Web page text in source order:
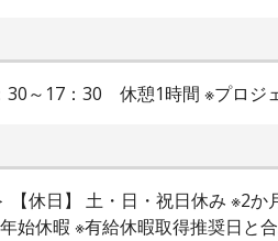
～17：30 休憩1時間 ※プロジ
【休日】 土・日・祝日休み ※2
始休暇 ※有給休暇取得推奨日